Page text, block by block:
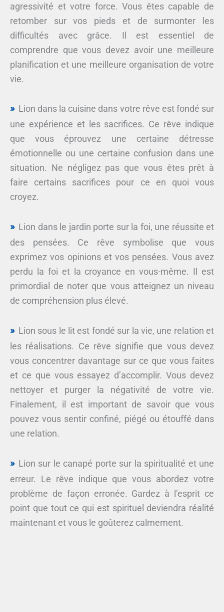
agressivité et votre force. Vous êtes capable de
retomber sur vos pieds et de surmonter les
difficultés avec grâce. Il est essentiel de
comprendre que vous devez avoir une meilleure
planification et une meilleure organisation de votre
vie.
Lion dans la cuisine dans votre rêve est fondé sur
une expérience et les sacrifices. Ce rêve indique
que vous éprouvez une certaine détresse
émotionnelle ou une certaine confusion dans une
situation. Ne négligez pas que vous êtes prêt à
faire certains sacrifices pour ce en quoi vous
croyez.
Lion dans le jardin porte sur la foi, une réussite et
des pensées. Ce rêve symbolise que vous
exprimez vos opinions et vos pensées. Vous avez
perdu la foi et la croyance en vous-même. Il est
primordial de noter que vous atteignez un niveau
de compréhension plus élevé.
Lion sous le lit est fondé sur la vie, une relation et
les réalisations. Ce rêve signifie que vous devez
vous concentrer davantage sur ce que vous faites
et ce que vous essayez d’accomplir. Vous devez
nettoyer et purger la négativité de votre vie.
Finalement, il est important de savoir que vous
pouvez vous sentir confiné, piégé ou étouffé dans
une relation.
Lion sur le canapé porte sur la spiritualité et une
erreur. Le rêve indique que vous abordez votre
problème de façon erronée. Gardez à l’esprit ce
point que tout ce qui est spirituel deviendra réalité
maintenant et vous le goûterez calmement.